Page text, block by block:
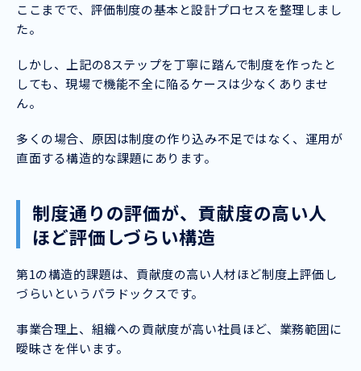
ここまでで、評価制度の基本と設計プロセスを整理しまし
た。
しかし、上記の8ステップを丁寧に踏んで制度を作ったと
しても、現場で機能不全に陥るケースは少なくありませ
ん。
多くの場合、原因は制度の作り込み不足ではなく、運用が
直面する構造的な課題にあります。
制度通りの評価が、貢献度の高い人
ほど評価しづらい構造
第1の構造的課題は、貢献度の高い人材ほど制度上評価し
づらいというパラドックスです。
事業合理上、組織への貢献度が高い社員ほど、業務範囲に
曖昧さを伴います。